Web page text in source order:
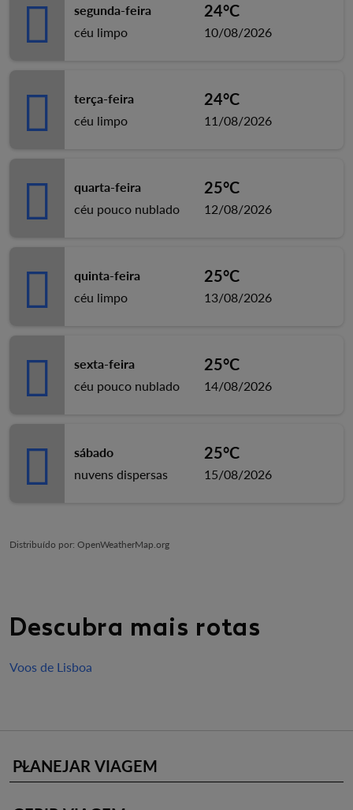
segunda-feira
céu limpo
24°C
10/08/2026
terça-feira
céu limpo
24°C
11/08/2026
quarta-feira
céu pouco nublado
25°C
12/08/2026
quinta-feira
céu limpo
25°C
13/08/2026
sexta-feira
céu pouco nublado
25°C
14/08/2026
sábado
nuvens dispersas
25°C
15/08/2026
Distribuído por: OpenWeatherMap.org
Descubra mais rotas
Voos de Lisboa
PLANEJAR VIAGEM
keyboard_arrow_down